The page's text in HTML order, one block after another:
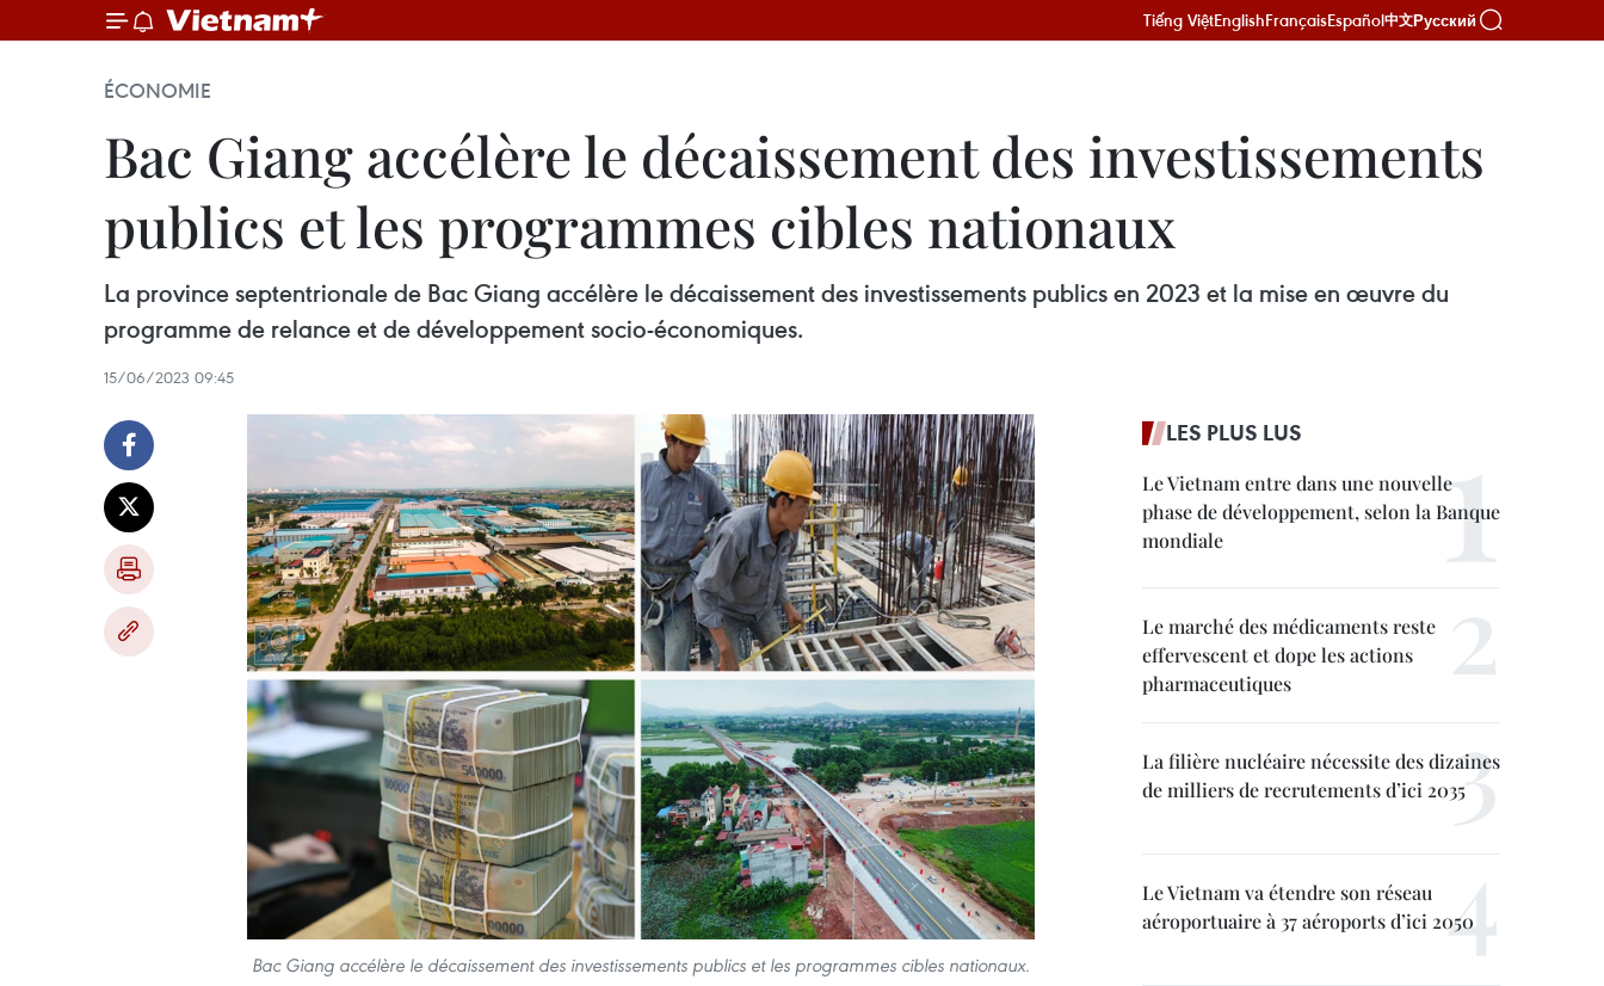
Tiếng ViệtEnglishFrançaisEspañol中文Русский
ÉCONOMIE
Bac Giang accélère le décaissement des investissements
publics et les programmes cibles nationaux
La province septentrionale de Bac Giang accélère le décaissement des investissements publics en 2023 et la mise en œuvre du
programme de relance et de développement socio-économiques.
15/06/2023 09:45
Bac Giang accélère le décaissement des investissements publics et les programmes cibles nationaux.
LES PLUS LUS
Le Vietnam entre dans une nouvelle
phase de développement, selon la Banque
mondiale
Le marché des médicaments reste
effervescent et dope les actions
pharmaceutiques
La filière nucléaire nécessite des dizaines
de milliers de recrutements d’ici 2035
Le Vietnam va étendre son réseau
aéroportuaire à 37 aéroports d’ici 2050